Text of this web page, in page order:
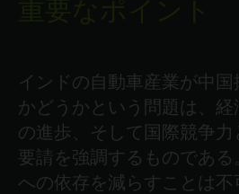
インドの自動車産業が中
かどうかという問題は、
の進歩、そして国際競争
要請を強調するものであ
への依存を減らすことは